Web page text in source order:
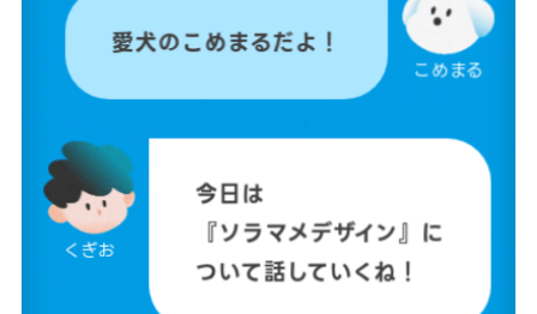
こめまる
愛犬のこめまるだよ！
くぎお
今日は
『ソラマメデザイン』に
ついて話していくね！